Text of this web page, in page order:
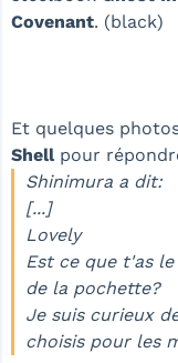
Covenant. (black)
Et quelques
Shellpour
Shinimura a dit:
[...]
Lovely
Est ce que t'as
de la pochette?
Je suis curieux
choisis pour les